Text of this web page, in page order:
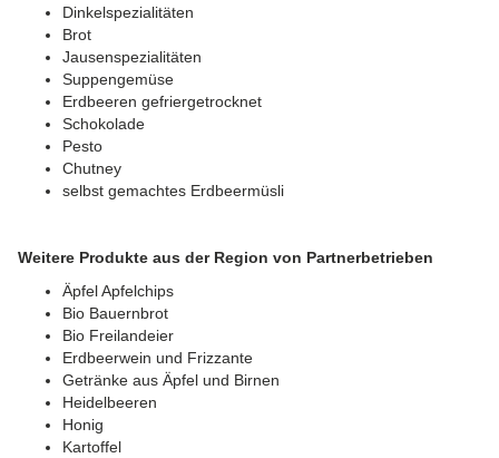
Dinkelspezialitäten
Brot
Jausenspezialitäten
Suppengemüse
Erdbeeren gefriergetrocknet
Schokolade
Pesto
Chutney
selbst gemachtes Erdbeermüsli
Weitere Produkte aus der Region von Partnerbetrieben
Äpfel Apfelchips
Bio Bauernbrot
Bio Freilandeier
Erdbeerwein und Frizzante
Getränke aus Äpfel und Birnen
Heidelbeeren
Honig
Kartoffel